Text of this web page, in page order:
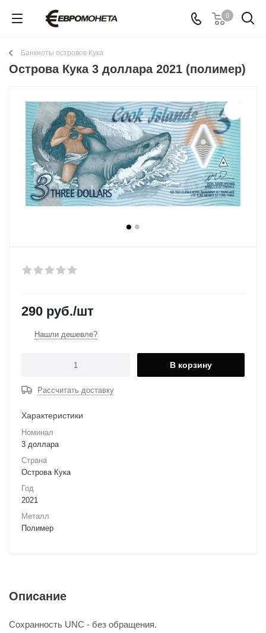
0
Банкноты островов Кука
Острова Кука 3 доллара 2021 (полимер)
290 руб./шт
Нашли дешевле?
В корзину
Рассчитать доставку
Характеристики
Номинал
3 доллара
Страна
Острова Кука
Год
2021
Металл
Полимер
Описание
Сохранность UNC - без обращения.